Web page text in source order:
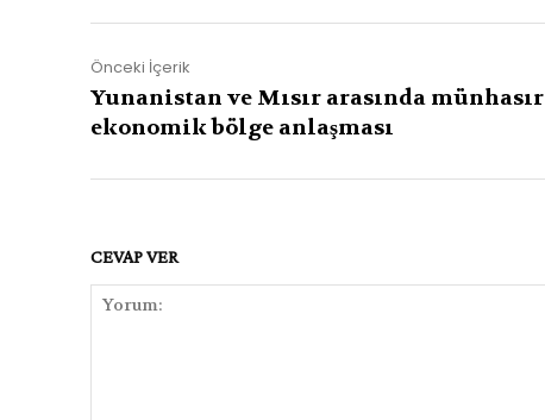
Önceki İçerik
Yunanistan ve Mısır arasında münhasır
ekonomik bölge anlaşması
CEVAP VER